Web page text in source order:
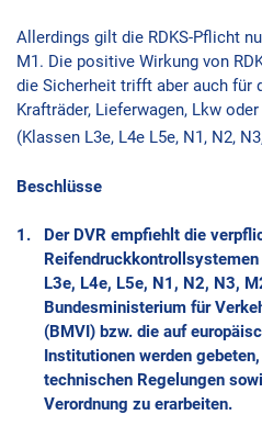
Allerdings gilt die RDKS-Pflicht
M1. Die positive Wirkung von
die Sicherheit trifft aber auch für
Krafträder, Lieferwagen, Lkw
(Klassen L3e, L4e L5e, N1, N2,
Beschlüsse
Der DVR empfiehlt die
L3e, L4e, L5e, N1, N2, N3,
Bundesministerium für
(BMVI) bzw. die auf
Institutionen werden
technischen Regelungen
Verordnung zu erarbeiten.